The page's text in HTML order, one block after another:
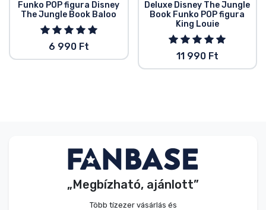
Funko POP figura Disney
The Jungle Book Baloo
6 990 Ft
Deluxe Disney The Jungle
Book Funko POP figura
King Louie
11 990 Ft
„Megbízható, ajánlott”
Több tízezer vásárlás és